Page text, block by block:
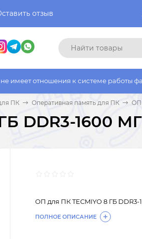
отзыв
к системе работы
ПК Оперативная память для ПК ОП
DDR3-1600
ОП для ПК TECMIYO 8 ГБ DDR3-
ПОЛНОЕ ОПИСАНИЕ